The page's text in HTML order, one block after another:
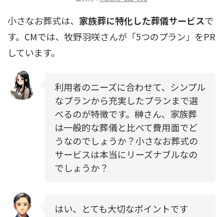
小さなお葬式は、 家族葬に特化した葬儀サービスで
す。CMでは、牧野羽咲さんが「5つのプラン」をPR
しています。
利用者のニーズに合わせて、シンプル
なプランから充実したプランまで選
べるのが特徴です。榊さん、家族葬
は一般的な葬儀と比べて費用面でど
うなのでしょうか？小さなお葬式の
サービスは本当にリーズナブルなの
でしょうか？
はい、とても大切なポイントです